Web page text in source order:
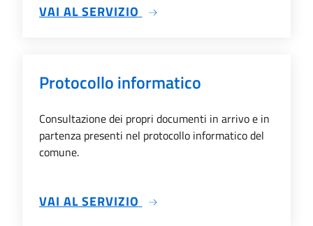
VAI AL SERVIZIO SU BANDI E DATI
Protocollo informatico
Consultazione dei propri documenti in arrivo e in
partenza presenti nel protocollo informatico del
comune.
VAI AL SERVIZIO SU PROTOCOLLO